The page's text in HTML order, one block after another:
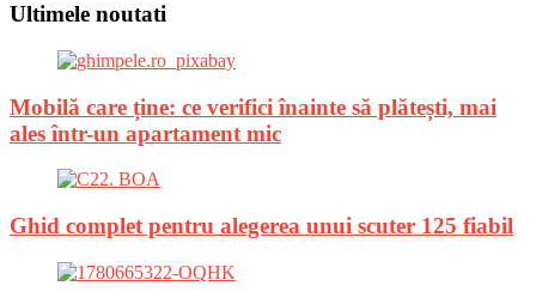
Ultimele noutati
Mobilă care ține: ce verifici înainte să plătești, mai
ales într-un apartament mic
Ghid complet pentru alegerea unui scuter 125 fiabil